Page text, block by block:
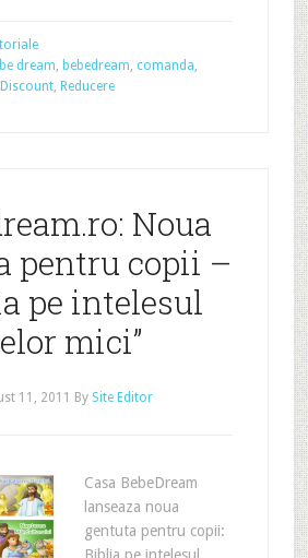
dream, bebedream, comanda,
Discount, Reducere
Noua
pentru copii –
pe intelesul
mici”
11, 2011 By Site Editor
Casa BebeDream
lanseaza noua
gentuta pentru copii: